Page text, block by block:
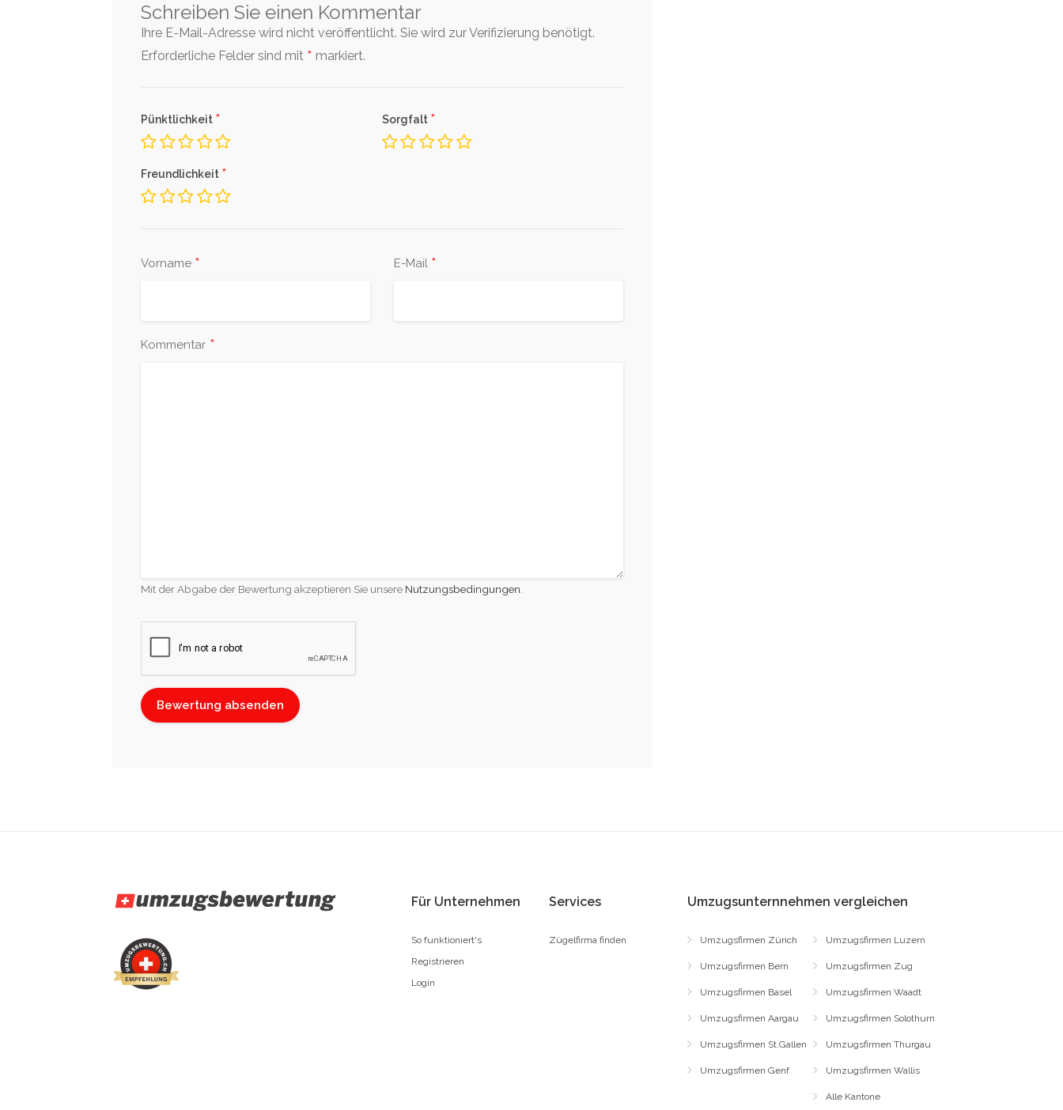
Schreiben Sie einen Kommentar
Ihre E-Mail-Adresse wird nicht veröffentlicht. Sie wird zur Verifizierung benötigt.
Erforderliche Felder sind mit * markiert.
Pünktlichkeit * Sorgfalt *
Freundlichkeit *
Vorname * E-Mail *
Kommentar *
Mit der Abgabe der Bewertung akzeptieren Sie unsere Nutzungsbedingungen
Für Unternehmen
So funktioniert's
Registrieren
Login
Services
Zügelfirma finden
Umzugsunternnehmen vergleichen
Umzugsfirmen Zürich
Umzugsfirmen Bern
Umzugsfirmen Basel
Umzugsfirmen Aargau
Umzugsfirmen St.Gallen
Umzugsfirmen Genf
Umzugsfirmen Luzern
Umzugsfirmen Zug
Umzugsfirmen Waadt
Umzugsfirmen Solothurn
Umzugsfirmen Thurgau
Umzugsfirmen Wallis
Alle Kantone